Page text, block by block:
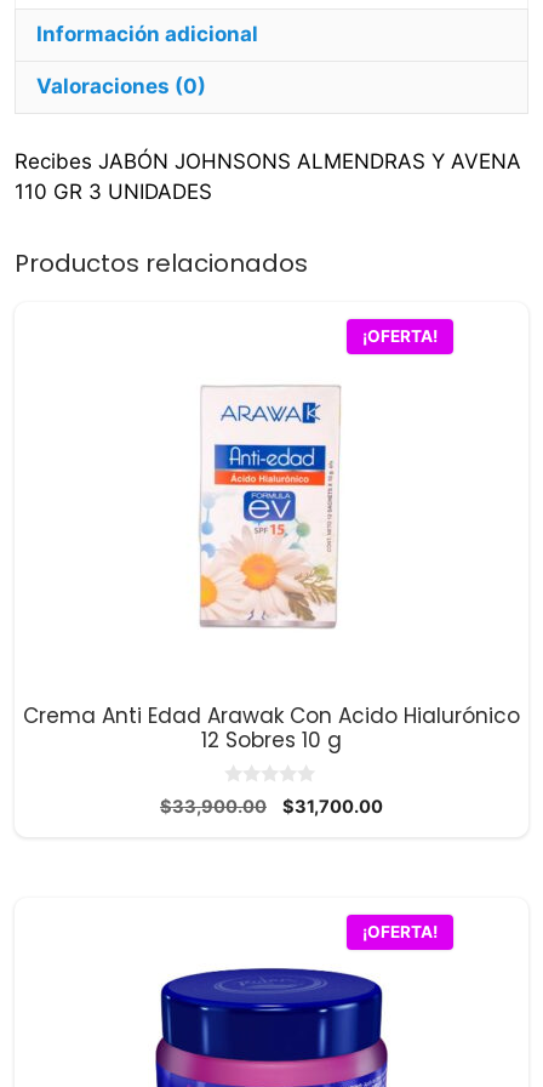
cantidad
Información adicional
Valoraciones (0)
Recibes JABÓN JOHNSONS ALMENDRAS Y AVENA
110 GR 3 UNIDADES
Productos relacionados
¡OFERTA!
Crema Anti Edad Arawak Con Acido Hialurónico
12 Sobres 10 g
0
d
$33,900.00
El
$31,700.00El
¡OFERTA!